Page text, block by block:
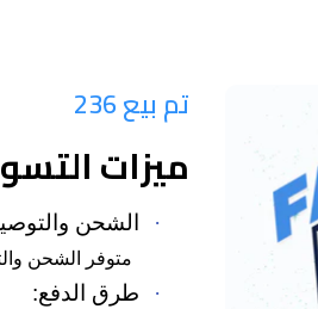
تم بيع 236
ميزات
· الشحن
متوفر الشحن
· طرق الدفع: